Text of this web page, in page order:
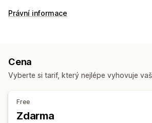
Možnosti zobrazení
Responzivní design pro mobilní zařízení
Dodržování předpisů na přístupnost
Automatické blokování
Právní informace
Smluvní podmínky
Výkazy dodržování předpisů
Cena
Vyberte si tarif, který nejlépe vyhovuje
Free
Zdarma